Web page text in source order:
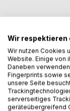
Auf die Merkliste
Titel bewerten
Wir respektieren
Wir nutzen Cookies
Website. Einige von
Daneben
Fingerprints sowie
unsere Seite
serverseitiges
geräteübergreifend